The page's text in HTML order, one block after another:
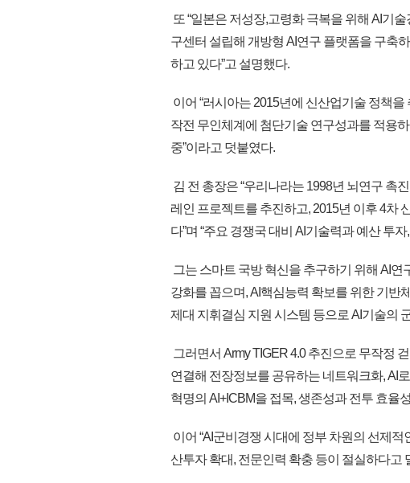
또 “일본은 저성장,고령화 극복을 위해 AI기
구센터 설립해 개방형 AI연구 플랫폼을 구축
하고 있다”고 설명했다.
이어 “러시아는 2015년에 신산업기술 정책
작전 무인체계에 첨단기술 연구성과를 적용
중”이라고 덧붙였다.
김 전 총장은 “우리나라는 1998년 뇌연구 촉
레인 프로젝트를 추진하고, 2015년 이후 4차
다”며 “주요 경쟁국 대비 AI기술력과 예산 투
그는 스마트 국방 혁신을 추구하기 위해 AI
강화를 꼽으며, AI핵심능력 확보를 위한 기반
제대 지휘결심 지원 시스템 등으로 AI기술의
그러면서 Army TIGER 4.0 추진으로 무작정
연결해 전장정보를 공유하는 네트워크화, AI
혁명의 AI+ICBM을 접목, 생존성과 전투 효율
이어 “AI군비경쟁 시대에 정부 차원의 선제
산투자 확대, 전문인력 확충 등이 절실하다고